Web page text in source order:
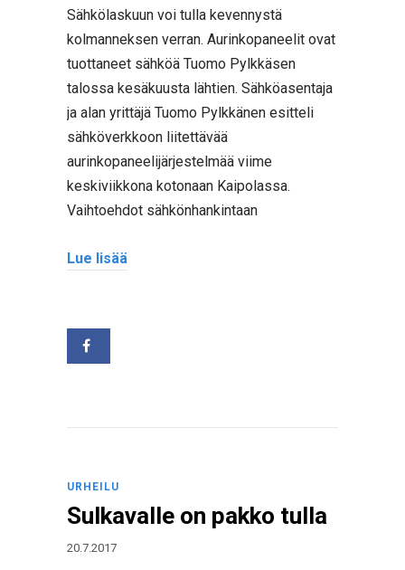
Sähkölaskuun voi tulla kevennystä
kolmanneksen verran. Aurinkopaneelit ovat
tuottaneet sähköä Tuomo Pylkkäsen
talossa kesäkuusta lähtien. Sähköasentaja
ja alan yrittäjä Tuomo Pylkkänen esitteli
sähköverkkoon liitettävää
aurinkopaneelijärjestelmää viime
keskiviikkona kotonaan Kaipolassa.
Vaihtoehdot sähkönhankintaan
Lue lisää
URHEILU
Sulkavalle on pakko tulla
20.7.2017